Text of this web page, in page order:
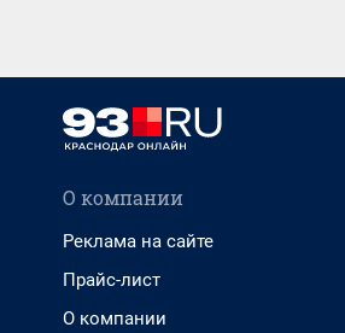
О компании
Реклама на сайте
Прайс-лист
О компании